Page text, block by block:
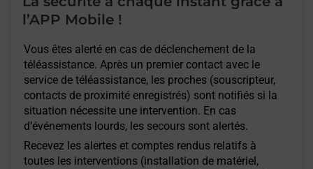
l’APP Mobile !
Vous êtes alerté en cas de déclenchement de la
téléassistance. Après un premier contact avec le
service de téléassistance, les proches (souscripteur,
contacts de proximité enregistrés) sont notifiés si la
situation nécessite une intervention. En cas
d’événements lourds, les secours sont alertés.
Recevez les alertes et comptes rendus relatifs à
toutes les interventions (installation de matériel,